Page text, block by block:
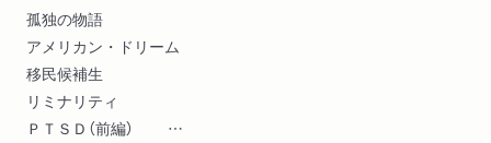
孤独の物語
アメリカン・ドリーム
移民候補生
リミナリティ
ＰＴＳＤ（前編）